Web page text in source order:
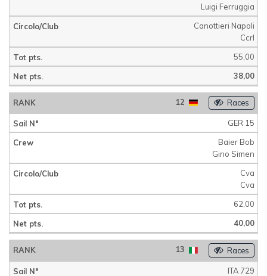
Luigi Ferruggia
Canottieri Napoli
Ccrl
55,00
38,00
12 Races
GER 15
Baier Bob
Gino Simen
Cva
Cva
62,00
40,00
13 Races
ITA 729